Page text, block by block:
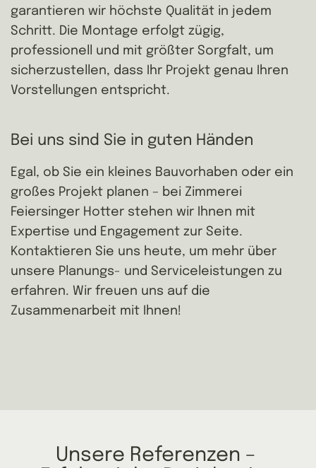
garantieren wir höchste Qualität in jedem
Schritt. Die Montage erfolgt zügig,
professionell und mit größter Sorgfalt, um
sicherzustellen, dass Ihr Projekt genau Ihren
Vorstellungen entspricht.
Bei uns sind Sie in guten Händen
Egal, ob Sie ein kleines Bauvorhaben oder ein
großes Projekt planen – bei Zimmerei
Feiersinger Hotter stehen wir Ihnen mit
Expertise und Engagement zur Seite.
Kontaktieren Sie uns heute, um mehr über
unsere Planungs- und Serviceleistungen zu
erfahren. Wir freuen uns auf die
Zusammenarbeit mit Ihnen!
Unsere Referenzen –